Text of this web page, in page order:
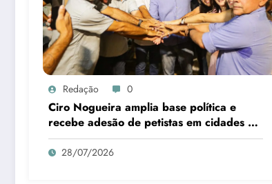
Redação 0
Ciro Nogueira amplia base política e
recebe adesão de petistas em cidades do
interior
28/07/2026